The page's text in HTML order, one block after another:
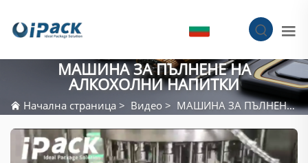
МАШИНА ЗА ПЪЛНЕНЕ НА
АЛКОХОЛНИ НАПИТКИ
Начална страница > Видео > МАШИНА ЗА ПЪЛНЕНЕ НА АЛКОХОЛНИ НАПИТКИ